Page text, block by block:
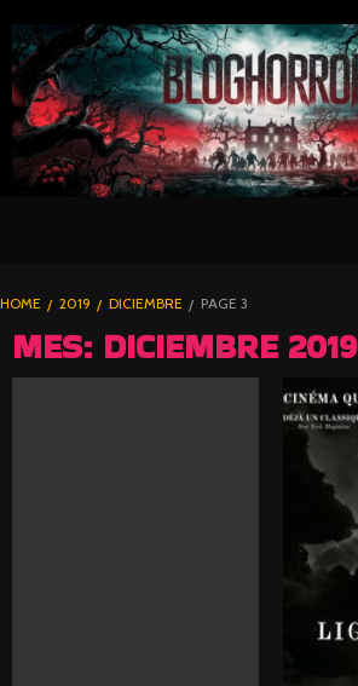
TO
CONTENT
BLOGHORROR
⋆
HOME 2019 DICIEMBRE PAGE 3
MES: DICIEMBRE 2019